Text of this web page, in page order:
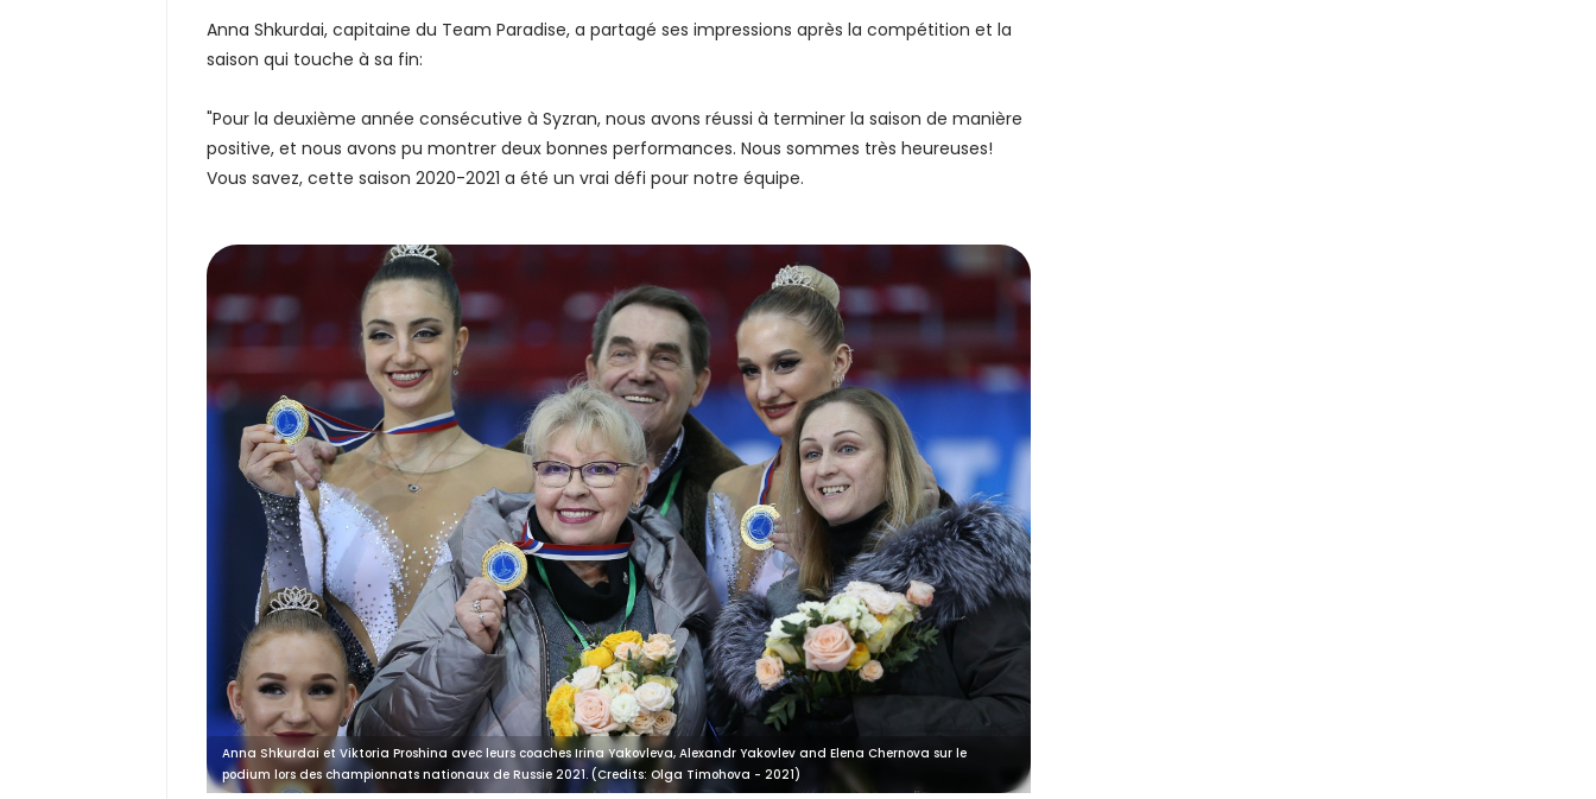
Anna Shkurdai, capitaine du Team Paradise, a partagé ses impressions après la compétition et la
saison qui touche à sa fin:
"Pour la deuxième année consécutive à Syzran, nous avons réussi à terminer la saison de manière
positive, et nous avons pu montrer deux bonnes performances. Nous sommes très heureuses!
Vous savez, cette saison 2020-2021 a été un vrai défi pour notre équipe.
Anna Shkurdai et Viktoria Proshina avec leurs coaches Irina Yakovleva, Alexandr Yakovlev and Elena Chernova sur le
podium lors des championnats nationaux de Russie 2021. (Credits: Olga Timohova - 2021)